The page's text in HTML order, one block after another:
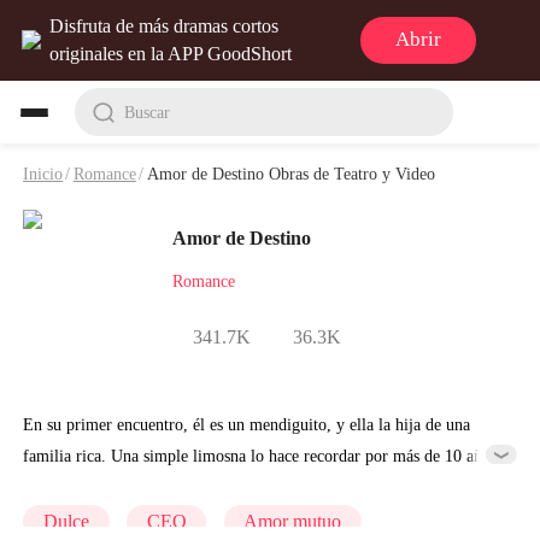
Disfruta de más dramas cortos
originales en la APP GoodShort
Abrir
Buscar
Inicio/Romance/ Amor de Destino Obras de Teatro y Video
Amor de Destino
Romance
341.7K 36.3K
En su primer encuentro, él es un mendiguito, y ella la hija de una
familia rica. Una simple limosna lo hace recordar por más de 10 años.
mientras ella es una personal coja. Se casa por su hermana con él, y
Dulce CEO Amor mutuo